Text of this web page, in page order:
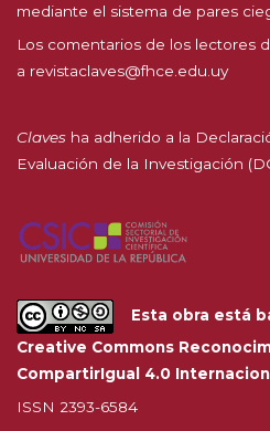
mediante el sistema de pares
Los comentarios de los lectores
a revistaclaves@fhce.edu.uy
Claves ha adherido a la
Evaluación de la Investigación
Esta obra está
Creative Commons
CompartirIgual 4.0
ISSN 2393-6584